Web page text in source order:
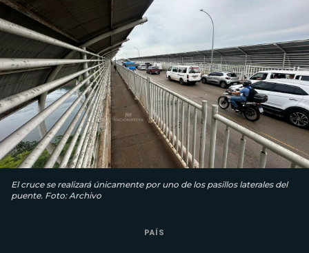
El cruce se realizará únicamente por uno de los pasillos laterales del
puente. Foto: Archivo
PAÍS